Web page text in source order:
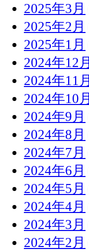
2025年3月
2025年2月
2025年1月
2024年12月
2024年11月
2024年10月
2024年9月
2024年8月
2024年7月
2024年6月
2024年5月
2024年4月
2024年3月
2024年2月